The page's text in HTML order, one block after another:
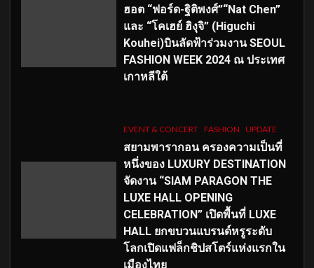
ฮอต “ฟอร์ด-ฐิติพงศ์”“Nat Chen”
และ “โคเฮย์ ฮิงุจิ” (Higuchi
Kouhei)บินลัดฟ้าร่วมงาน SEOUL
FASHION WEEK 2024 ณ ประเทศ
เกาหลีใต้
EVENT & CONCERT FASHION UPDATE
สยามพารากอน ครองความเป็นที่
หนึ่งของ LUXURY DESTINATION
จัดงาน “SIAM PARAGON THE
LUXE HALL OPENING
CELEBRATION” เปิดพื้นที่ LUXE
HALL ยกขบวนแบรนด์หรูระดับ
โลกเปิดแฟล็กชิปสโตร์แห่งแรกใน
เมืองไทย